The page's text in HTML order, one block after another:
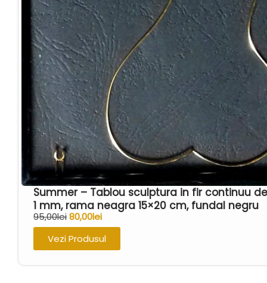
Summer – Tablou sculptura in fir continuu
1 mm, rama neagra 15×20 cm, fundal negru
95,00lei80,00lei
Vezi Produsul